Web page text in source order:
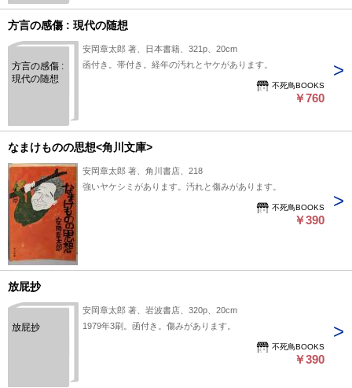
方言の感傷 : 現代の随想
方言の感傷 :
現代の随想
安岡章太郎 著、日本書籍、321p、20cm
函付き。帯付き。経年の汚れとヤケがあります。
不死鳥BOOKS
￥760
なまけものの思想<角川文庫>
安岡章太郎 著、角川書店、218
強いヤケシミがあります。汚れと傷みがあります。
不死鳥BOOKS
￥390
放屁抄
放屁抄
安岡章太郎 著、岩波書店、320p、20cm
1979年3刷。函付き。傷みがあります。
不死鳥BOOKS
￥390